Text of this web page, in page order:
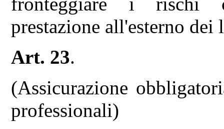
prestazione all'esterno
Art. 23.
(Assicurazione
professionali)